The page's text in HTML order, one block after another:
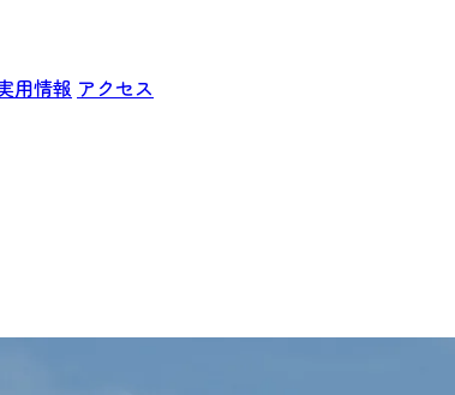
用情報 アクセス